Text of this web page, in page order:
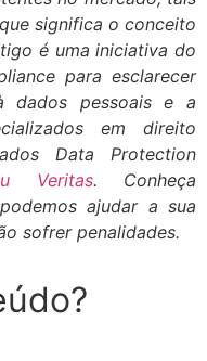
significa o conceito
é uma iniciativa do
para esclarecer
dados pessoais e a
em direito
Data Protection
Veritas. Conheça
ajudar a sua
sofrer penalidades.